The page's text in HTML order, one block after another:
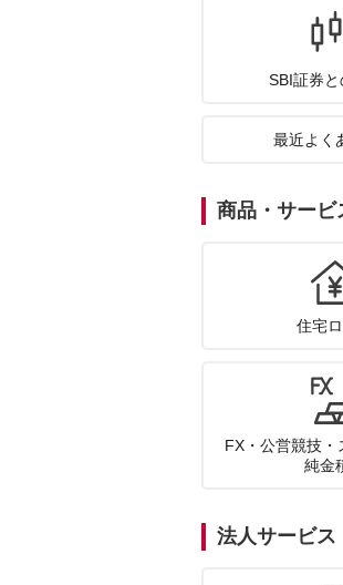
SBI証券と
最近よく
商品・サービ
住宅
FX・公営競技・
純金
法人サービス